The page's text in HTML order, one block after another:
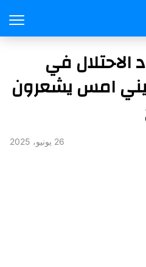
الاحتلال في
امس يشعرون
26 يونيو، 2025